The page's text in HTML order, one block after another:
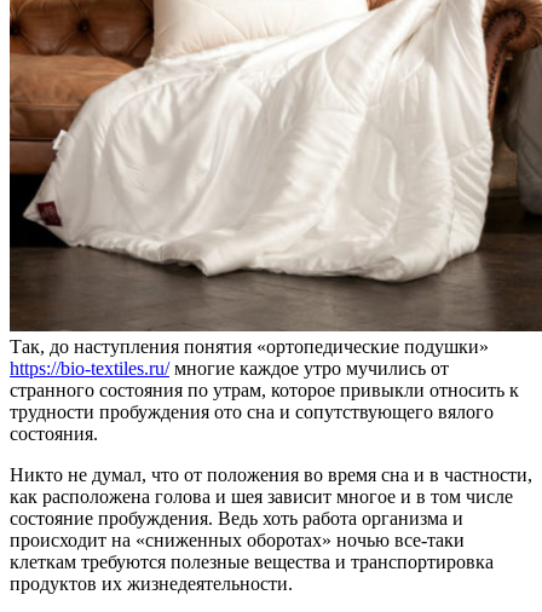
Так, до наступления понятия «ортопедические подушки»
https://bio-textiles.ru/многие каждое утро мучились от
странного состояния по утрам, которое привыкли относить к
трудности пробуждения ото сна и сопутствующего вялого
состояния.
Никто не думал, что от положения во время сна и в частности,
как расположена голова и шея зависит многое и в том числе
состояние пробуждения. Ведь хоть работа организма и
происходит на «сниженных оборотах» ночью все-таки
клеткам требуются полезные вещества и транспортировка
продуктов их жизнедеятельности.